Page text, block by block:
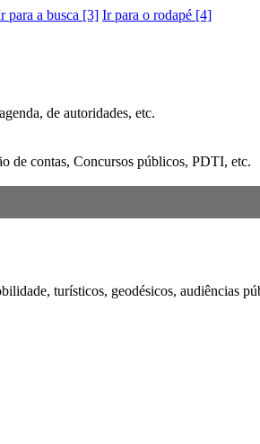
para a busca [3] Ir para o rodapé [4]
de autoridades, etc.
de contas, Concursos públicos, PDTI, etc.
turísticos, geodésicos, audiências